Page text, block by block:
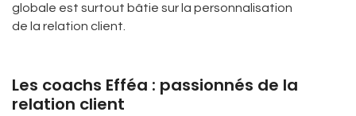
globale est surtout bâtie sur la personnalisation
de la relation client.
Les coachs Efféa : passionnés de la
relation client